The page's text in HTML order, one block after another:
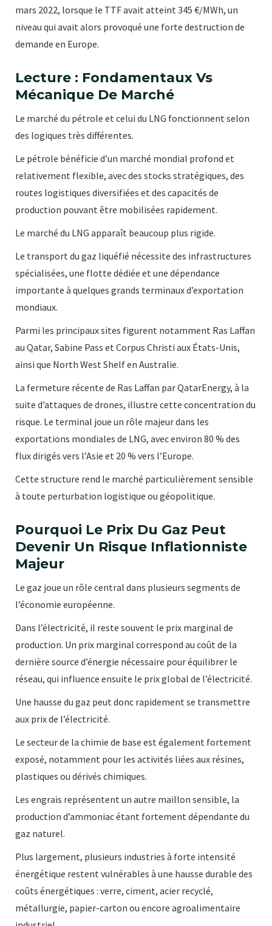
mars 2022, lorsque le TTF avait atteint 345 €/MWh, un
niveau qui avait alors provoqué une forte destruction de
demande en Europe.
Lecture : Fondamentaux Vs
Mécanique De Marché
Le marché du pétrole et celui du LNG fonctionnent selon
des logiques très différentes.
Le pétrole bénéficie d’un marché mondial profond et
relativement flexible, avec des stocks stratégiques, des
routes logistiques diversifiées et des capacités de
production pouvant être mobilisées rapidement.
Le marché du LNG apparaît beaucoup plus rigide.
Le transport du gaz liquéfié nécessite des infrastructures
spécialisées, une flotte dédiée et une dépendance
importante à quelques grands terminaux d’exportation
mondiaux.
Parmi les principaux sites figurent notamment Ras Laffan
au Qatar, Sabine Pass et Corpus Christi aux États-Unis,
ainsi que North West Shelf en Australie.
La fermeture récente de Ras Laffan par QatarEnergy, à la
suite d’attaques de drones, illustre cette concentration du
risque. Le terminal joue un rôle majeur dans les
exportations mondiales de LNG, avec environ 80 % des
flux dirigés vers l’Asie et 20 % vers l’Europe.
Cette structure rend le marché particulièrement sensible
à toute perturbation logistique ou géopolitique.
Pourquoi Le Prix Du Gaz Peut
Devenir Un Risque Inflationniste
Majeur
Le gaz joue un rôle central dans plusieurs segments de
l’économie européenne.
Dans l’électricité, il reste souvent le prix marginal de
production. Un prix marginal correspond au coût de la
dernière source d’énergie nécessaire pour équilibrer le
réseau, qui influence ensuite le prix global de l’électricité.
Une hausse du gaz peut donc rapidement se transmettre
aux prix de l’électricité.
Le secteur de la chimie de base est également fortement
exposé, notamment pour les activités liées aux résines,
plastiques ou dérivés chimiques.
Les engrais représentent un autre maillon sensible, la
production d’ammoniac étant fortement dépendante du
gaz naturel.
Plus largement, plusieurs industries à forte intensité
énergétique restent vulnérables à une hausse durable des
coûts énergétiques : verre, ciment, acier recyclé,
métallurgie, papier-carton ou encore agroalimentaire